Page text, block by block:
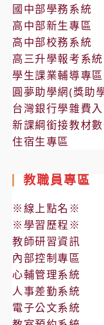
國中部學務系統
高中部新生專區
高中部校務系統
高三升學報考系統
學生課業輔導專區
圓夢助學網(獎助
台灣銀行學雜費
新課綱銜接教材
住宿生專區
教職員專區
※線上點名※
※學習歷程※
教師研習資訊
內部控制專區
心輔管理系統
人事差勤系統
電子公文系統